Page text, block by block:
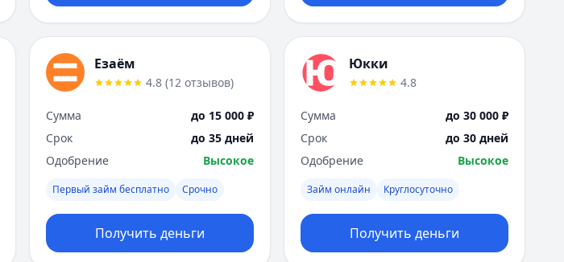
Езаём
4.8 (12 отзывов)
Сумма
до 15 000 ₽
Срок
до 35 дней
Одобрение
Высокое
Первый займ бесплатно Срочно
Получить деньги
Юкки
4.8
Сумма
до 30 000 ₽
Срок
до 30 дней
Одобрение
Высокое
Займ онлайн Круглосуточно
Получить деньги